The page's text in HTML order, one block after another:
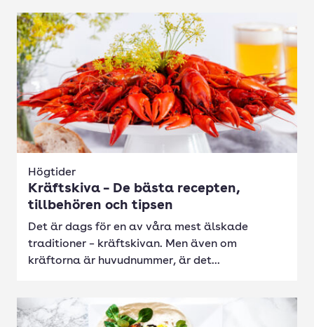
Högtider
Kräftskiva – De bästa recepten,
tillbehören och tipsen
Det är dags för en av våra mest älskade
traditioner – kräftskivan. Men även om
kräftorna är huvudnummer, är det...